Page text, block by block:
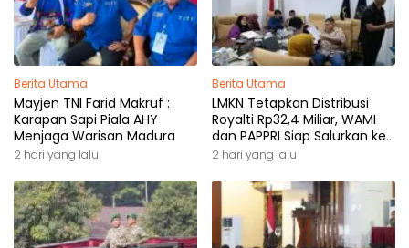
Berita Utama
Mayjen TNI Farid Makruf :
Karapan Sapi Piala AHY
Menjaga Warisan Madura
2 hari yang lalu
Berita Utama
LMKN Tetapkan Distribusi
Royalti Rp32,4 Miliar, WAMI
dan PAPPRI Siap Salurkan ke
Pemilik Hak
2 hari yang lalu